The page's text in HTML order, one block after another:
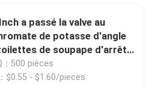
a passé la valve au
de potasse d'angle
de soupape d'arrêt
d'évier
：500 pièces
$0.55 - $1.60/pieces